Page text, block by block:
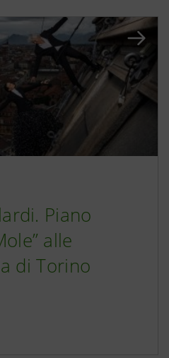
Piano
alle
di Torino